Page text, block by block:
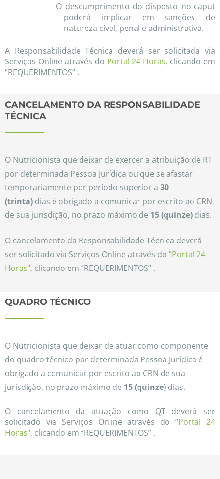
· O descumprimento do disposto no caput
poderá implicar em sanções de
natureza cível, penal e administrativa.
A Responsabilidade Técnica deverá ser solicitada via
Serviços Online através do Portal 24 Horas, clicando em
“REQUERIMENTOS” .
CANCELAMENTO DA RESPONSABILIDADE
TÉCNICA
O Nutricionista que deixar de exercer a atribuição de RT
por determinada Pessoa Jurídica ou que se afastar
temporariamente por período superior a 30
(trinta) dias é obrigado a comunicar por escrito ao CRN
de sua jurisdição, no prazo máximo de 15 (quinze) dias.
O cancelamento da Responsabilidade Técnica deverá
ser solicitado via Serviços Online através do “Portal 24
Horas“, clicando em “REQUERIMENTOS” .
QUADRO TÉCNICO
O Nutricionista que deixar de atuar como componente
do quadro técnico por determinada Pessoa Jurídica é
obrigado a comunicar por escrito ao CRN de sua
jurisdição, no prazo máximo de 15 (quinze) dias.
O cancelamento da atuação como QT deverá ser
solicitado via Serviços Online através do “Portal 24
Horas“, clicando em “REQUERIMENTOS” .